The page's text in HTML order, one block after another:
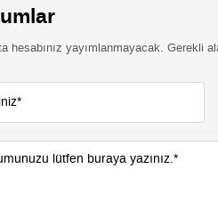
hesabınız yayımlanmayacak. Gerekli